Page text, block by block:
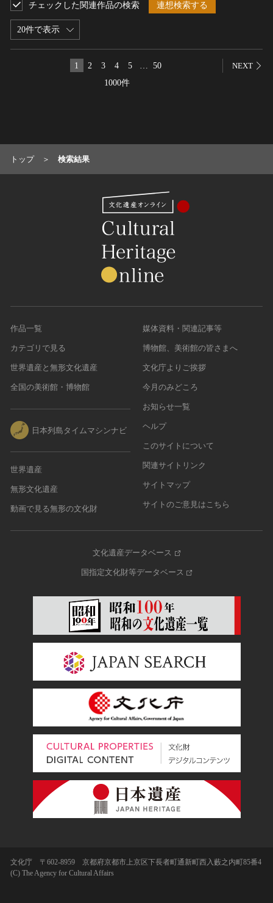
20件で表示
チェックした関連作品の検索 連想検索する
1000件
1 2 3 4 5 50 NEXT
古墳
社寺跡又は旧境内
山岳
宿場町
港町
農・山村集落
その他
美術工芸品
伝統芸能
工芸技術
民俗芸能
トップ 検索結果
作品一覧
カテゴリで見る
世界遺産と無形文化遺産
全国の美術館・博物館
日本列島タイムマシンナビ
世界遺産
無形文化遺産
動画で見る無形の文化財
媒体資料・関連記事等
博物館、美術館の皆さまへ
文化庁よりご挨拶
今月のみどころ
お知らせ一覧
ヘルプ
このサイトについて
関連サイトリンク
サイトマップ
サイトのご意見はこちら
文化遺産データベース
国指定文化財等データベース
文化庁 〒602-8959 京都府京都市上京区下長者町通新町西入藪之内町85番4
(C) The Agency for Cultural Affairs